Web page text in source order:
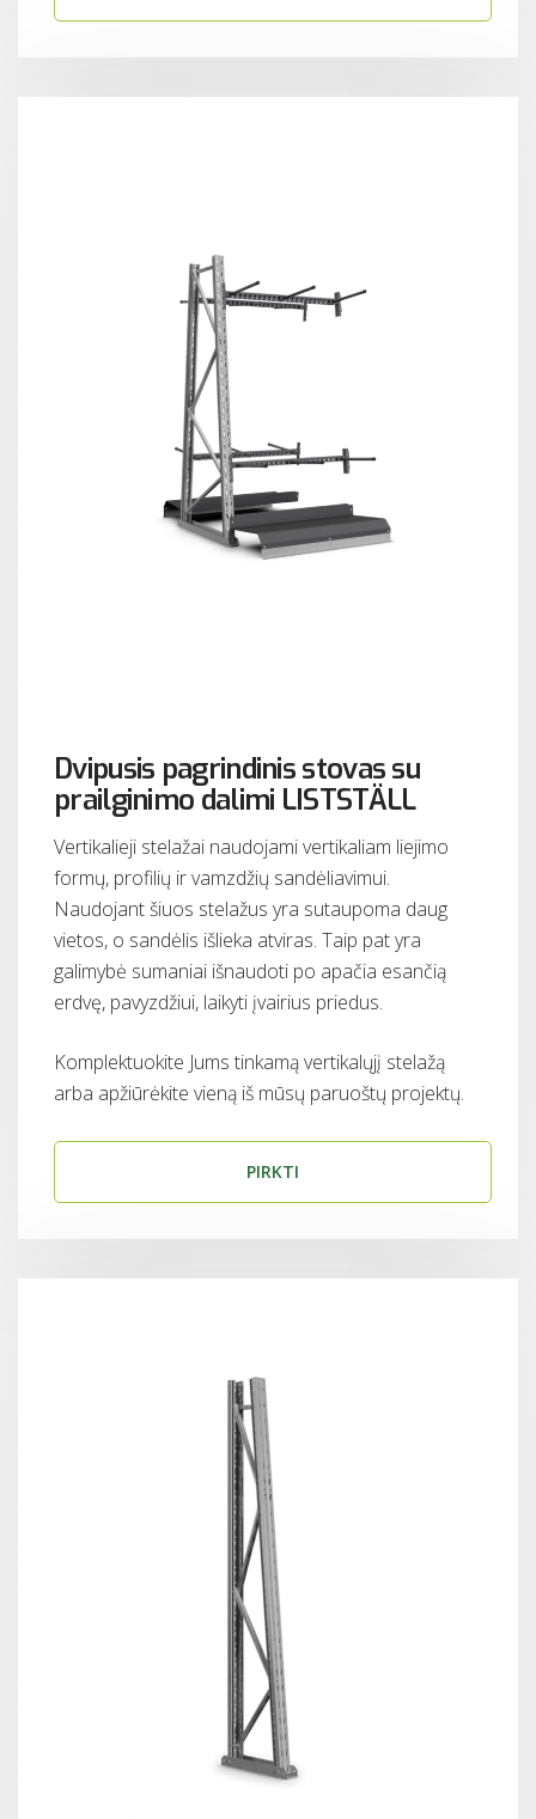
Dvipusis pagrindinis stovas su
prailginimo dalimi LISTSTÄLL
Vertikalieji stelažai naudojami vertikaliam liejimo
formų, profilių ir vamzdžių sandėliavimui.
Naudojant šiuos stelažus yra sutaupoma daug
vietos, o sandėlis išlieka atviras. Taip pat yra
galimybė sumaniai išnaudoti po apačia esančią
erdvę, pavyzdžiui, laikyti įvairius priedus.
Komplektuokite Jums tinkamą vertikalųjį stelažą
arba apžiūrėkite vieną iš mūsų paruoštų projektų.
PIRKTI